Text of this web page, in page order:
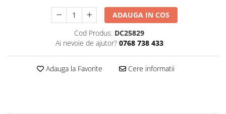
Lampi solare
Hrana, Accesorii si Ingrijire Animale
Hrana Caini
ADAUGA IN COS
Cod Produs: DC25829
Ai nevoie de ajutor? 0768 738 433
Adauga la Favorite Cere informatii